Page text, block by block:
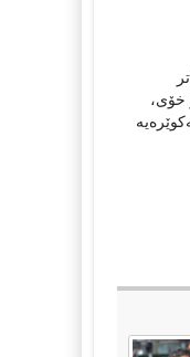
خۆی،